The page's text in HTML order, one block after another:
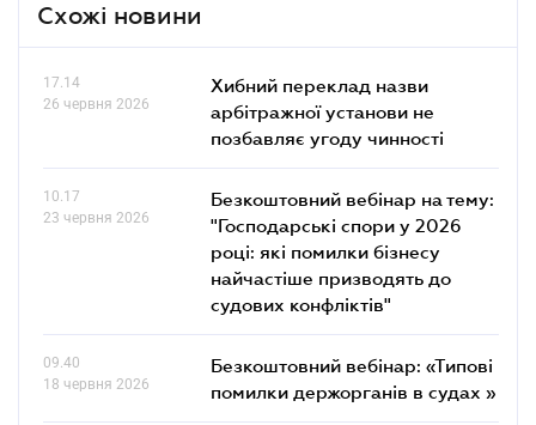
Схожі новини
17.14
26 червня 2026
Хибний переклад назви
арбітражної установи не
позбавляє угоду чинності
10.17
23 червня 2026
Безкоштовний вебінар на тему:
"Господарські спори у 2026
році: які помилки бізнесу
найчастіше призводять до
судових конфліктів"
09.40
18 червня 2026
Безкоштовний вебінар: «Типові
помилки держорганів в судах »